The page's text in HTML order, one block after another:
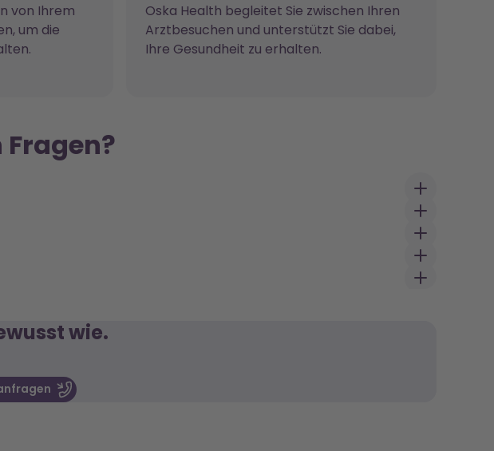
von Ihrem
um die
Oska Health begleitet Sie zwischen Ihren
Arztbesuchen und unterstützt Sie dabei,
Ihre Gesundheit zu erhalten.
Fragen?
wie.